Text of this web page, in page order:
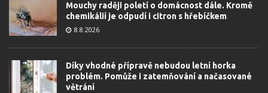
Mouchy raději poletí o domácnost dále. Kromě
chemikálií je odpudí i citron s hřebíčkem
8.8.2026
Díky vhodné přípravě nebudou letní horka
problém. Pomůže i zatemňování a načasované
větrání